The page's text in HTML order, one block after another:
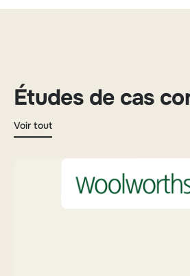
Études de cas
Voir tout